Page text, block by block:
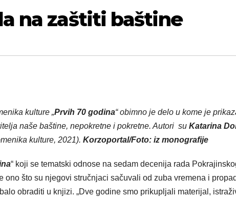
na zaštiti baštine
kulture „Prvih 70 godina“ obimno je delo u kome je
naše baštine, nepokretne i pokretne. Autori su Katarina
kulture, 2021). Korzoportal/Foto: iz monografije
“ koji se tematski odnose na sedam decenija rada
ono što su njegovi stručnjaci sačuvali od zuba vremena i
obraditi u knjizi. „Dve godine smo prikupljali materijal,